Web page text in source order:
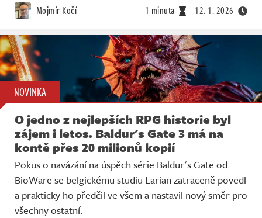
Mojmír Kočí 1 minuta 12. 1. 2026
NOVINKA
O jedno z nejlepších RPG historie byl
zájem i letos. Baldur's Gate 3 má na
kontě přes 20 milionů kopií
Pokus o navázání na úspěch série Baldur's Gate od
BioWare se belgickému studiu Larian zatraceně povedl
a prakticky ho předčil ve všem a nastavil nový směr pro
všechny ostatní.